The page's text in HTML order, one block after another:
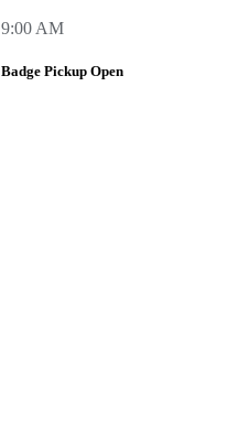
9:00 AM
Badge Pickup Open